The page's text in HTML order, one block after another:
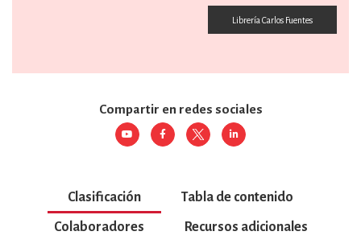
Librería Carlos Fuentes
Compartir en redes sociales
Clasificación Tabla de contenido
Colaboradores Recursos adicionales